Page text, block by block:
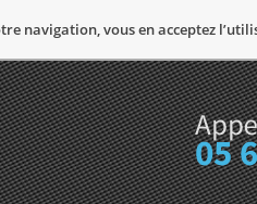
navigation, vous en acceptez